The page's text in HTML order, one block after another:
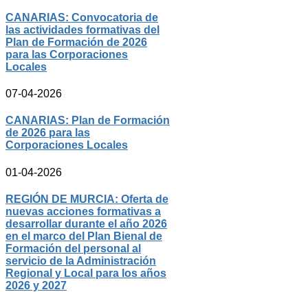
CANARIAS: Convocatoria de
las actividades formativas del
Plan de Formación de 2026
para las Corporaciones
Locales
07-04-2026
CANARIAS: Plan de Formación
de 2026 para las
Corporaciones Locales
01-04-2026
REGIÓN DE MURCIA: Oferta de
nuevas acciones formativas a
desarrollar durante el año 2026
en el marco del Plan Bienal de
Formación del personal al
servicio de la Administración
Regional y Local para los años
2026 y 2027